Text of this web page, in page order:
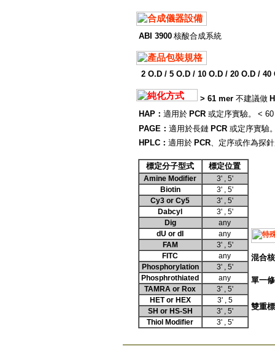
ABI 3900 核酸合成系統
2 O.D / 5 O.D / 10 O.D / 20 O.D / 40
> 61 mer 不建議做
HAP ： 適用於 PCR 或定序實驗。 <
PAGE ： 適用於長鏈 PCR 或定序實驗
HPLC ： 適用於 PCR、定序或作為探
標定分子型式 標定位置
Amine Modifier
3' , 5'
Biotin
3' , 5'
Cy3 or Cy5
3' , 5'
Dabcyl
3' , 5'
Dig
any
dU or dI
any
FAM
3' , 5'
FITC
any
Phosphorylation
3' , 5'
Phosphrothiated
any
TAMRA or Rox
3' , 5'
HET or HEX
3' , 5
SH or HS-SH
3' , 5'
Thiol Modifier
3' , 5'
混合
單一
雙重